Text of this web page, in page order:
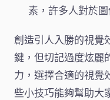
素，許多人對於
創造引人入勝的視覺
鍵，但切記過度炫麗
力，選擇合適的視覺
些小技巧能夠幫助大